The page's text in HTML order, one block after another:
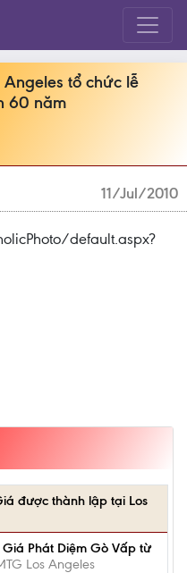
Angeles tổ chức lễ
60 năm
11/Jul/2010
default.aspx?
được thành lập tại Los
Phát Diệm Gò Vấp từ
Los Angeles